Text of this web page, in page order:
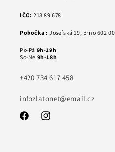
IČO: 218 89 678
Pobočka : Josefská 19, Brno 602 00
Po-Pá 9h-19h
So-Ne 9h-18h
+420 734 617 458
infozlatonet@email.cz
FacebookInstagram